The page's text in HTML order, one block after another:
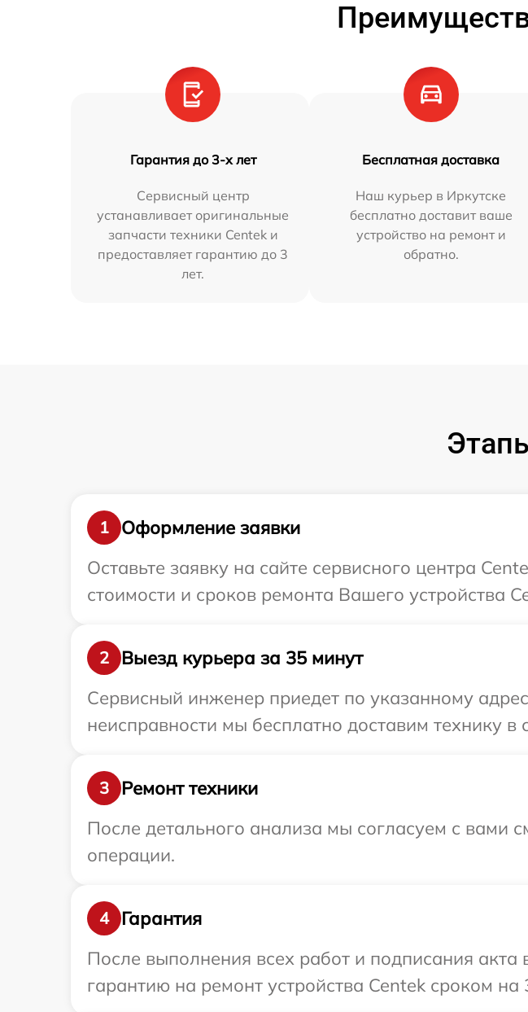
Гарантия до 3-х лет
Сервисный центр
устанавливает оригинальные
запчасти техники Centek и
предоставляет гарантию до 3
лет.
Бесплатная доставка
Наш курьер в Иркутске
бесплатно доставит ваше
устройство на ремонт и
обратно.
1
Оформление заявки
Оставьте заявку на сайте сервисного центра
стоимости и сроков ремонта Вашего устройства
2
Выезд курьера за 35 минут
Сервисный инженер приедет по указанному
неисправности мы бесплатно доставим технику в
3
Ремонт техники
После детального анализа мы согласуем с вами
операции.
4
Гарантия
После выполнения всех работ и подписания
гарантию на ремонт устройства Centek сроком на